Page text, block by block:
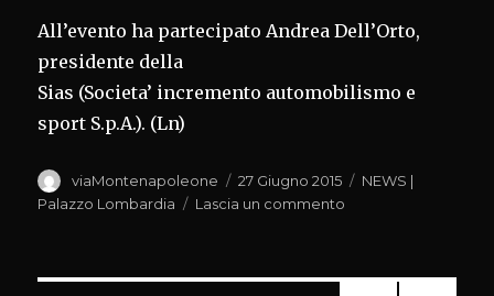
All’evento ha partecipato Andrea Dell’Orto,
presidente della
Sias (Societa’ incremento automobilismo e
sport S.p.A.). (Ln)
Autore
viaMontenapoleone
Pubblicato
il
27 Giugno 2015 Categorie
NEWS |
Palazzo Lombardia
Lascia un commento